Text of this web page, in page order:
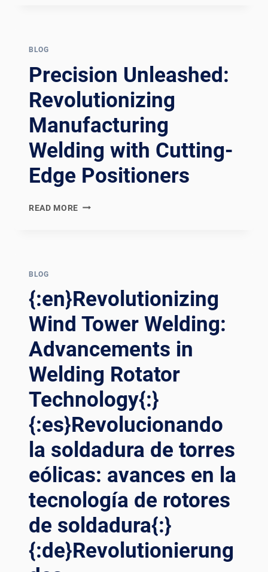
WELDING
WITH
CUTTING-
EDGE
WELDING
ROTATORS
BLOG
Precision Unleashed:
Revolutionizing
Manufacturing
Welding with Cutting-
Edge Positioners
READ MORE PRECISION
EDGE
POSITIONERS
BLOG
{:en}Revolutionizing
Wind Tower Welding:
Advancements in
Welding Rotator
Technology{:}
{:es}Revolucionando
la soldadura de torres
eólicas: avances en la
tecnología de rotores
de soldadura{:}
{:de}Revolutionierung